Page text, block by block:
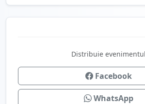
Distribuie evenimentul
Facebook
WhatsApp